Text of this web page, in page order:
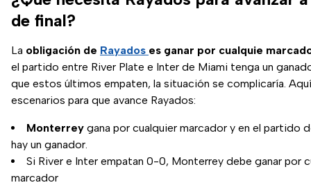
de final?
La obligación de Rayados es ganar por cualquie
el partido entre River Plate e Inter de Miami tenga un
que estos últimos empaten, la situación se complicaría.
escenarios para que avance Rayados:
Monterrey gana por cualquier marcador y en el partido
hay un ganador.
Si River e Inter empatan 0-0, Monterrey debe ganar por
marcador